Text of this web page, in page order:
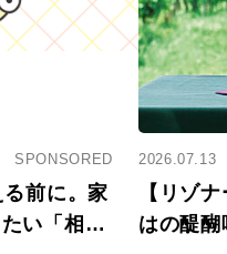
SPONSORED
前に。家
い「相続
2026.07.13
【リゾ
はの醍